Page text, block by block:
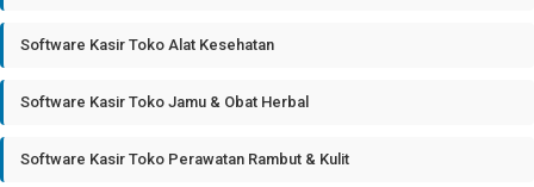
Software Kasir Toko Alat Kesehatan
Software Kasir Toko Jamu & Obat Herbal
Software Kasir Toko Perawatan Rambut & Kulit